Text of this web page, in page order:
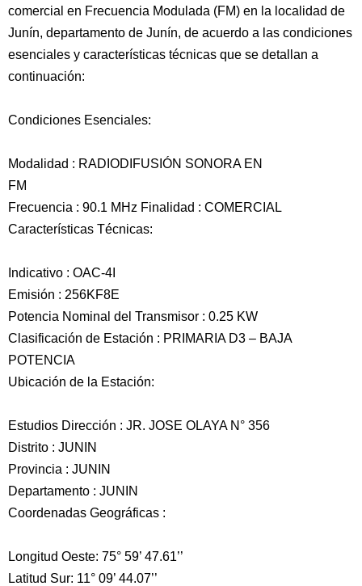
comercial en Frecuencia Modulada (FM) en la localidad de
Junín, departamento de Junín, de acuerdo a las condiciones
esenciales y características técnicas que se detallan a
continuación:
Condiciones Esenciales:
Modalidad : RADIODIFUSIÓN SONORA EN
FM
Frecuencia : 90.1 MHz Finalidad : COMERCIAL
Características Técnicas:
Indicativo : OAC-4I
Emisión : 256KF8E
Potencia Nominal del Transmisor : 0.25 KW
Clasificación de Estación : PRIMARIA D3 – BAJA
POTENCIA
Ubicación de la Estación:
Estudios Dirección : JR. JOSE OLAYA N° 356
Distrito : JUNIN
Provincia : JUNIN
Departamento : JUNIN
Coordenadas Geográficas :
Longitud Oeste: 75° 59’ 47.61’’
Latitud Sur: 11° 09’ 44.07’’